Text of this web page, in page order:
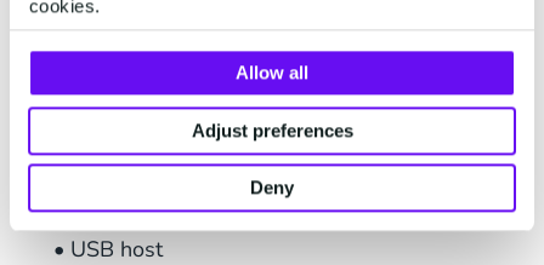
cookies.
Allow all
Adjust preferences
Deny
• Telium TETRA OS
Connectivity
• Ethernet 10/100 base T
• USB host